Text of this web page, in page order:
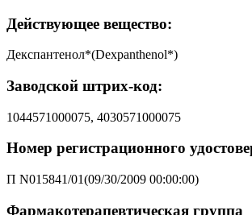
Действующее вещество:
Декспантенол*(Dexpanthenol*)
Заводской штрих-код:
1044571000075, 4030571000075
Номер регистрационного
П N015841/01(09/30/2009 00:00:00)
Фармакотерапевтическая группа